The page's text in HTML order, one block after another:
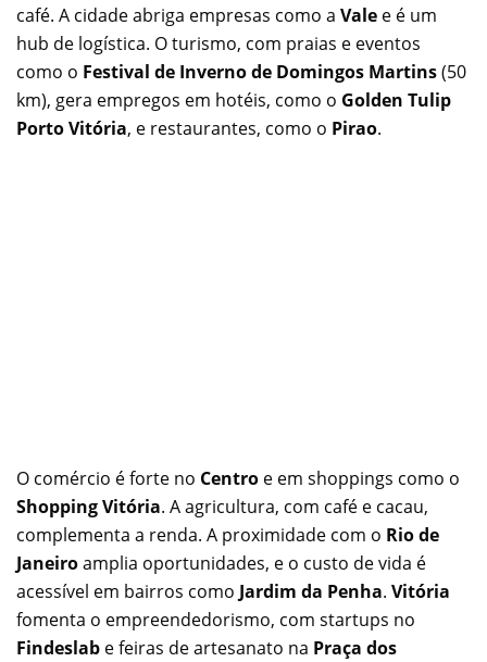
café. A cidade abriga empresas como a Vale e é um
hub de logística. O turismo, com praias e eventos
como o Festival de Inverno de Domingos Martins(50
km), gera empregos em hotéis, como o Golden Tulip
Porto Vitória, e restaurantes, como o Pirao.
O comércio é forte no Centro e em shoppings como o
Shopping Vitória. A agricultura, com café e cacau,
complementa a renda. A proximidade com o Rio de
Janeiroamplia oportunidades, e o custo de vida é
acessível em bairros como Jardim da Penha. Vitória
fomenta o empreendedorismo, com startups no
Findeslab e feiras de artesanato na Praça dos